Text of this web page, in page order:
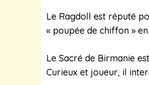
Le Ragdoll est réputé
« poupée de chiffon »
Le Sacré de Birmanie
Curieux et joueur, il